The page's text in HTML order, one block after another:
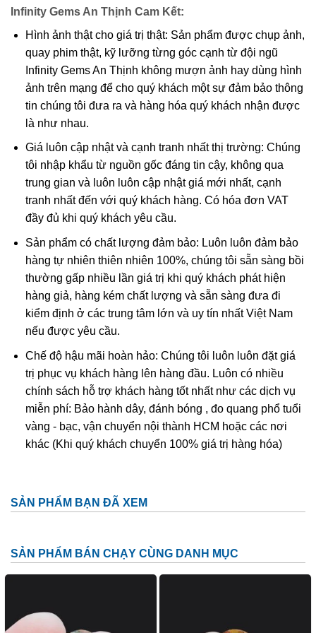
lẫn khá nhiều tạp chất
Ý nghĩa và những lợi ích mà thạch anh ưu
linh ban tặng.
làm đồ trang sức, đây còn là một loại đá rất tốt cho sức
khỏe và phong thủy. Chính vì vậy mà có rất nhiều người
muốn lựa chọn loại đá này để sử dụng. Đá thạch anh ưu
linh thường được chế tác thành vòng đeo tay hoặc mặt
nhẫn, mặt dây chuyền đeo cổ để vừa làm đồ trang sức vừa
làm vật phong thủy với nhiều ý nghĩa và tác dụng tốt trong
sức khoẻ.
Infinity Gems An Thịnh Cam Kết:
Hình ảnh thật cho giá trị thật: Sản phẩm được chụp ảnh,
quay phim thật, kỹ lưỡng từng góc cạnh từ đội ngũ
Infinity Gems An Thịnh không mượn ảnh hay dùng hình
ảnh trên mạng để cho quý khách một sự đảm bảo thông
tin chúng tôi đưa ra và hàng hóa quý khách nhận được
là như nhau.
Giá luôn cập nhật và cạnh tranh nhất thị trường: Chúng
tôi nhập khẩu từ nguồn gốc đáng tin cậy, không qua
trung gian và luôn luôn cập nhật giá mới nhất, cạnh
tranh nhất đến với quý khách hàng. Có hóa đơn VAT
đầy đủ khi quý khách yêu cầu.
Sản phẩm có chất lượng đảm bảo: Luôn luôn đảm bảo
hàng tự nhiên thiên nhiên 100%, chúng tôi sẵn sàng bồi
thường gấp nhiều lần giá trị khi quý khách phát hiện
hàng giả, hàng kém chất lượng và sẵn sàng đưa đi
kiểm định ở các trung tâm lớn và uy tín nhất Việt Nam
nếu được yêu cầu.
Chế độ hậu mãi hoàn hảo: Chúng tôi luôn luôn đặt giá
trị phục vụ khách hàng lên hàng đầu. Luôn có nhiều
chính sách hỗ trợ khách hàng tốt nhất như các dịch vụ
miễn phí: Bảo hành dây, đánh bóng , đo quang phổ tuổi
vàng - bạc, vận chuyển nội thành HCM hoặc các nơi
khác (Khi quý khách chuyển 100% giá trị hàng hóa)
SẢN PHẨM BẠN ĐÃ XEM
SẢN PHẨM BÁN CHẠY CÙNG DANH MỤC